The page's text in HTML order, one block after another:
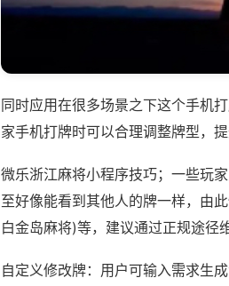
同时应用在很多场景之下这个手机
家手机打牌时可以合理调整牌型，
微乐浙江麻将小程序技巧；一些玩
至好像能看到其他人的牌一样，由
白金岛麻将)等，建议通过正规途径
自定义修改牌：用户可输入需求生